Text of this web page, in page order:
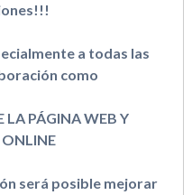
a todas las
como
LA PÁGINA WEB Y
ONLINE
será posible mejorar